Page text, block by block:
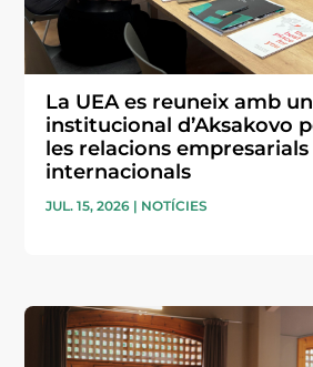
La UEA es reuneix amb
institucional d’Aksakovo
les relacions empresarials
internacionals
JUL. 15, 2026 | NOTÍCIES